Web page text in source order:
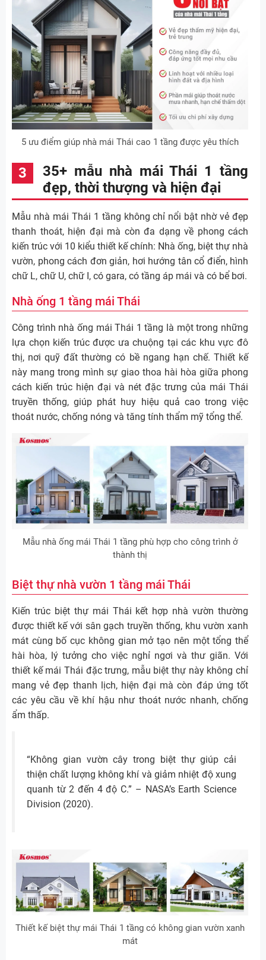
5 ưu điểm giúp nhà mái Thái cao 1 tầng được yêu thích
35+ mẫu nhà mái Thái 1 tầng
đẹp, thời thượng và hiện đại
Mẫu nhà mái Thái 1 tầng không chỉ nổi bật nhờ vẻ đẹp
thanh thoát, hiện đại mà còn đa dạng về phong cách
kiến trúc với 10 kiểu thiết kế chính: Nhà ống, biệt thự nhà
vườn, phong cách đơn giản, hơi hướng tân cổ điển, hình
chữ L, chữ U, chữ I, có gara, có tầng áp mái và có bể bơi.
Nhà ống 1 tầng mái Thái
Công trình nhà ống mái Thái 1 tầng là một trong những
lựa chọn kiến trúc được ưa chuộng tại các khu vực đô
thị, nơi quỹ đất thường có bề ngang hạn chế. Thiết kế
này mang trong mình sự giao thoa hài hòa giữa phong
cách kiến trúc hiện đại và nét đặc trưng của mái Thái
truyền thống, giúp phát huy hiệu quả cao trong việc
thoát nước, chống nóng và tăng tính thẩm mỹ tổng thể.
Mẫu nhà ống mái Thái 1 tầng phù hợp cho công trình ở
thành thị
Biệt thự nhà vườn 1 tầng mái Thái
Kiến trúc biệt thự mái Thái kết hợp nhà vườn thường
được thiết kế với sân gạch truyền thống, khu vườn xanh
mát cùng bố cục không gian mở tạo nên một tổng thể
hài hòa, lý tưởng cho việc nghỉ ngơi và thư giãn. Với
thiết kế mái Thái đặc trưng, mẫu biệt thự này không chỉ
mang vẻ đẹp thanh lịch, hiện đại mà còn đáp ứng tốt
các yêu cầu về khí hậu như thoát nước nhanh, chống
ẩm thấp.
“Không gian vườn cây trong biệt thự giúp cải
thiện chất lượng không khí và giảm nhiệt độ xung
quanh từ 2 đến 4 độ C.” – NASA’s Earth Science
Division (2020).
Thiết kế biệt thự mái Thái 1 tầng có không gian vườn xanh
mát